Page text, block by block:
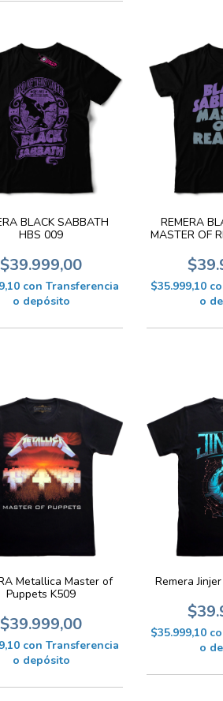
BLACK SABBATH
HBS 009
$39.999,00
con Transferencia
o depósito
REMERA
MASTER OF
$35.999,10
o
Metallica Master of
Puppets K509
$39.999,00
con Transferencia
o depósito
Remera
$35.999,10
o